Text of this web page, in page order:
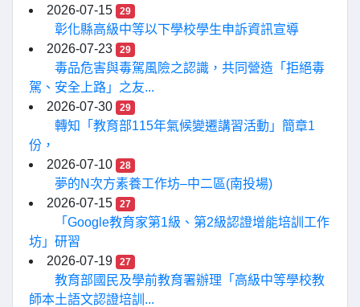
2026-07-15
29
彰化縣高級中等以下學校學生申訴資訊宣導
2026-07-23
29
毒品危害與毒駕風險之認識，共同營造「拒絕毒
駕、安全上路」之友...
2026-07-30
29
轉知「教育部115年氣候變遷講習活動」簡章1
份，
2026-07-10
28
夢的N次方素養工作坊–中二區(南投場)
2026-07-15
27
「Google教育家第1級、第2級認證增能培訓工作
坊」研習
2026-07-19
27
教育部國民及學前教育署辦理「高級中等學校教
師本土語文認證培訓...